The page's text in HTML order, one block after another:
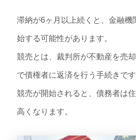
滞納が6ヶ月以上続くと、金融機
始する可能性があります。
競売とは、裁判所が不動産を売
で債権者に返済を行う手続きです
競売が開始されると、債務者は
高くなります。